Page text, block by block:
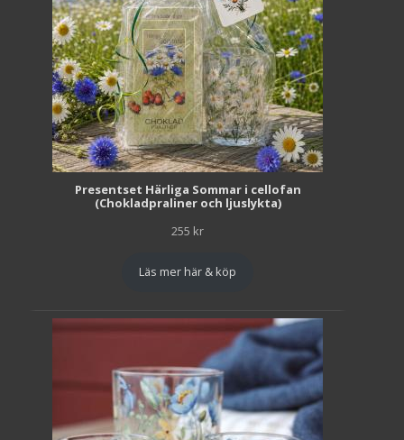
Presentset Härliga Sommar i cellofan
(Chokladpraliner och ljuslykta)
255 kr
Läs mer här & köp